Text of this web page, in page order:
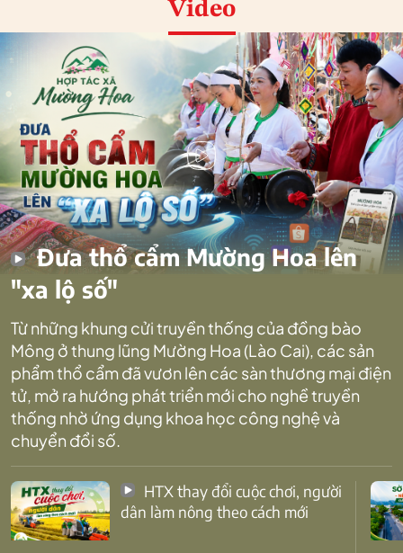
Video
Đưa thổ cẩm Mường Hoa lên
"xa lộ số"
Từ những khung cửi truyền thống của đồng bào
Mông ở thung lũng Mường Hoa (Lào Cai), các sản
phẩm thổ cẩm đã vươn lên các sàn thương mại điện
tử, mở ra hướng phát triển mới cho nghề truyền
thống nhờ ứng dụng khoa học công nghệ và
chuyển đổi số.
dân làm nông theo cách mới